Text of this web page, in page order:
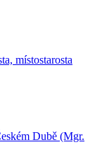
místostarosta
Dubě (Mgr.